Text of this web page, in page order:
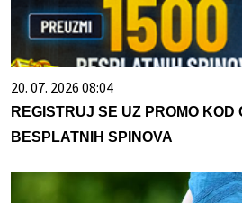
20. 07. 2026 08:04
REGISTRUJ SE UZ PROMO
BESPLATNIH SPINOVA